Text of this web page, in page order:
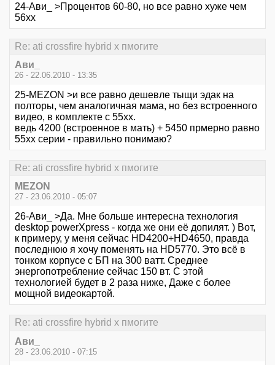
24-Ави_ >Процентов 60-80, но все равно хуже чем
56xx
Re: ati crossfire hybrid x пмогите
Ави_
26 - 22.06.2010 - 13:35
25-MEZON >и все равно дешевле тыщи эдак на
полторы, чем аналогичная мама, но без встроенного
видео, в комплекте с 55хх.
ведь 4200 (встроенное в мать) + 5450 прмерно равно
55хх серии - правильно понимаю?
Re: ati crossfire hybrid x пмогите
MEZON
27 - 23.06.2010 - 05:07
26-Ави_ >Да. Мне больше интересна технология
desktop powerXpress - когда же они её допилят. ) Вот,
к примеру, у меня сейчас HD4200+HD4650, правда
последнюю я хочу поменять на HD5770. Это всё в
тонком корпусе с БП на 300 ватт. Среднее
энергопотребление сейчас 150 вт. С этой
технологией будет в 2 раза ниже, Даже с более
мощной видеокартой.
Re: ati crossfire hybrid x пмогите
Ави_
28 - 23.06.2010 - 07:15